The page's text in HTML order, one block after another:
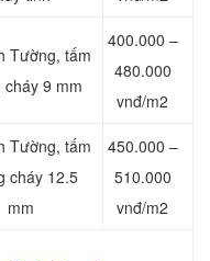
Tường, tấm
cháy 9 mm
400.000 –
480.000
vnđ/m2
Tường, tấm
cháy 12.5
mm
450.000 –
510.000
vnđ/m2